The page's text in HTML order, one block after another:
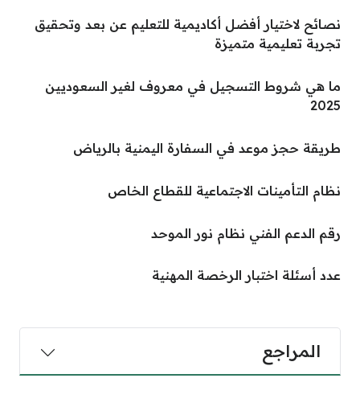
نصائح لاختيار أفضل أكاديمية للتعليم عن بعد وتحقيق
تجربة تعليمية متميزة
ما هي شروط التسجيل في معروف لغير السعوديين
2025
طريقة حجز موعد في السفارة اليمنية بالرياض
نظام التأمينات الاجتماعية للقطاع الخاص
رقم الدعم الفني نظام نور الموحد
عدد أسئلة اختبار الرخصة المهنية
المراجع